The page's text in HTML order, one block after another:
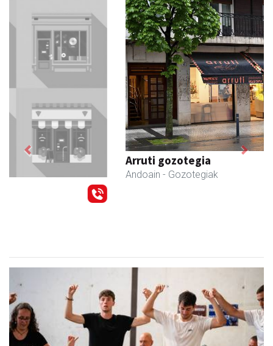
Arruti gozotegia
Andoain - Gozotegiak
Previous Next